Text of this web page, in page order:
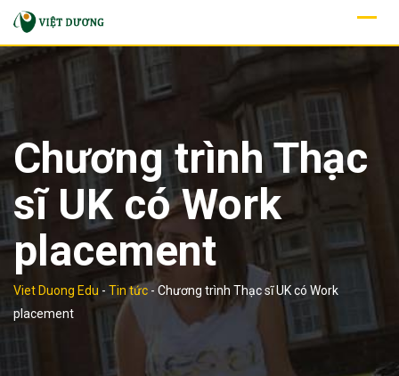
Skip
content
Chương trình Thạc
sĩ UK có Work
placement
Viet Duong Edu - Tin tức - Chương trình Thạc sĩ UK có Work
placement